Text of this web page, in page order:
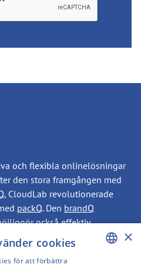
och flexibla onlinelösningar
den stora framgången med
, CloudLab revolutionerade
packQ. Den brandQ
också effektiv
utbyggbart, enormt ×
cookies
för att förbättra